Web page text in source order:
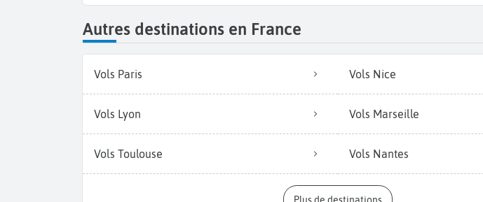
Autres destinations en France
Vols Paris Vols Nice
Vols Lyon Vols Marseille
Vols Toulouse Vols Nantes